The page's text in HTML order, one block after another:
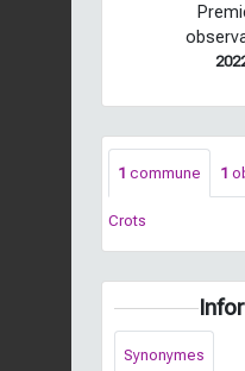
1 commune 1
Crots
Synonymes